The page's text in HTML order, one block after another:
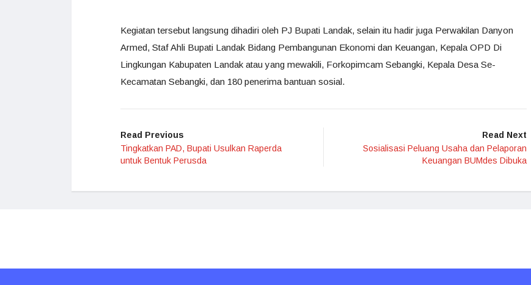
Kegiatan tersebut langsung dihadiri oleh PJ Bupati Landak, selain itu hadir juga Perwakilan Danyon
Armed, Staf Ahli Bupati Landak Bidang Pembangunan Ekonomi dan Keuangan, Kepala OPD Di
Lingkungan Kabupaten Landak atau yang mewakili, Forkopimcam Sebangki, Kepala Desa Se-
Kecamatan Sebangki, dan 180 penerima bantuan sosial.
Read Previous
Tingkatkan PAD, Bupati Usulkan Raperda
untuk Bentuk Perusda
Read Next
Sosialisasi Peluang Usaha dan Pelaporan
Keuangan BUMdes Dibuka